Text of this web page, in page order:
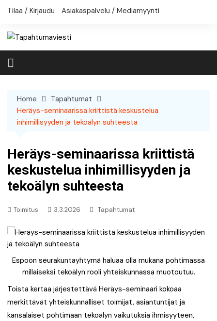
Skip
Tilaa / Kirjaudu Asiakaspalvelu / Mediamyynti
Home
Tapahtumat
Heräys-seminaarissa kriittistä keskustelua
inhimillisyyden ja tekoälyn suhteesta
Heräys-seminaarissa kriittistä
keskustelua inhimillisyyden ja
tekoälyn suhteesta
Toimitus 3.3.2026 Tapahtumat
Espoon seurakuntayhtymä haluaa olla mukana pohtimassa
millaiseksi tekoälyn rooli yhteiskunnassa muotoutuu.
Toista kertaa järjestettävä Heräys-seminaari kokoaa
merkittävät yhteiskunnalliset toimijat, asiantuntijat ja
kansalaiset pohtimaan tekoälyn vaikutuksia ihmisyyteen,